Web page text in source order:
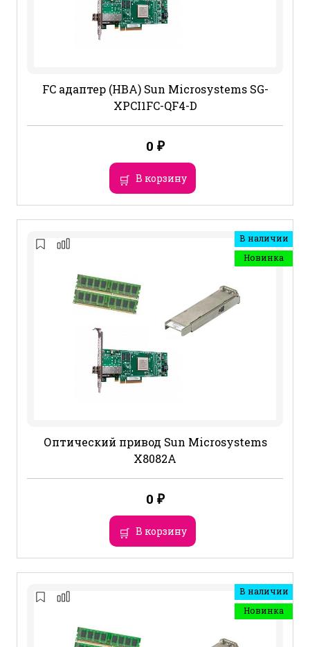
FC адаптер (HBA) Sun Microsystems SG-
XPCI1FC-QF4-D
0 ₽
В корзину
В наличии
Новинка
Оптический привод Sun Microsystems
X8082A
0 ₽
В корзину
В наличии
Новинка